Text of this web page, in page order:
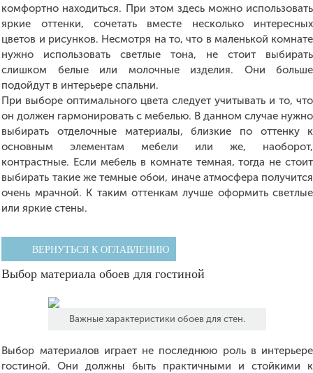
комфортно находиться. При этом здесь можно использовать
яркие оттенки, сочетать вместе несколько интересных
цветов и рисунков. Несмотря на то, что в маленькой комнате
нужно использовать светлые тона, не стоит выбирать
слишком белые или молочные изделия. Они больше
подойдут в интерьере спальни.
При выборе оптимального цвета следует учитывать и то, что
он должен гармонировать с мебелью. В данном случае нужно
выбирать отделочные материалы, близкие по оттенку к
основным элементам мебели или же, наоборот,
контрастные. Если мебель в комнате темная, тогда не стоит
выбирать такие же темные обои, иначе атмосфера получится
очень мрачной. К таким оттенкам лучше оформить светлые
или яркие стены.
ВЕРНУТЬСЯ К ОГЛАВЛЕНИЮ
Выбор материала обоев для гостиной
Важные характеристики обоев для стен.
Выбор материалов играет не последнюю роль в интерьере
гостиной. Они должны быть практичными и стойкими к